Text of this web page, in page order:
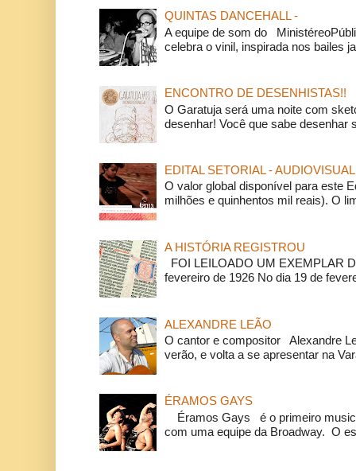
QUINTAS DANCEHALL -
A equipe de som do
celebra o vinil, inspirada nos bailes
ENCONTRO DE DESENHISTAS!!
O Garatuja será uma noite com
desenhar! Você que sabe desenhar
EDITAL SETORIAL - AUDIOVISUAL
O valor global disponível para este
milhões e quinhentos mil reais). O
A HISTÓRIA REGISTROU
FOI LEILOADO UM EXEMPLAR
fevereiro de 1926 No dia 19 de
ALEXANDRE LEÃO
O cantor e compositor Alexandre
verão, e volta a se apresentar na
ÉRAMOS GAYS
Éramos Gays é o primeiro
com uma equipe da Broadway. O